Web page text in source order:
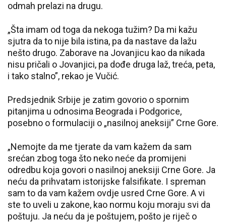
odmah prelazi na drugu.
„Šta imam od toga da nekoga tužim? Da mi kažu
sjutra da to nije bila istina, pa da nastave da lažu
nešto drugo. Zaborave na Jovanjicu kao da nikada
nisu pričali o Jovanjici, pa dođe druga laž, treća, peta,
i tako stalno”, rekao je Vučić.
Predsjednik Srbije je zatim govorio o spornim
pitanjima u odnosima Beograda i Podgorice,
posebno o formulaciji o „nasilnoj aneksiji” Crne Gore.
„Nemojte da me tjerate da vam kažem da sam
srećan zbog toga što neko neće da promijeni
odredbu koja govori o nasilnoj aneksiji Crne Gore. Ja
neću da prihvatam istorijske falsifikate. I spreman
sam to da vam kažem ovdje usred Crne Gore. A vi
ste to uveli u zakone, kao normu koju moraju svi da
poštuju. Ja neću da je poštujem, pošto je riječ o